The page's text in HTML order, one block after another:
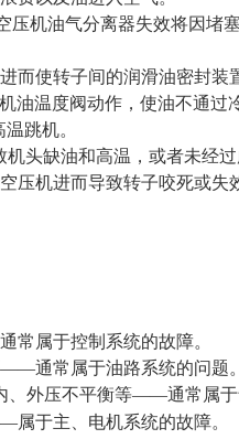
机油气分离器失效将因
使转子间的润滑油密封装
温度阀动作，使油不通
跳机。
头缺油和高温，或者未经过
机进而导致转子咬死或失
常属于控制系统的故障。
通常属于油路系统的问题。
、外压不平衡等——通常属于
于主、电机系统的故障。